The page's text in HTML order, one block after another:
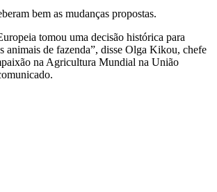
bem as mudanças propostas.
tomou uma decisão histórica para
animais de fazenda”, disse Olga Kikou, chefe
na Agricultura Mundial na União